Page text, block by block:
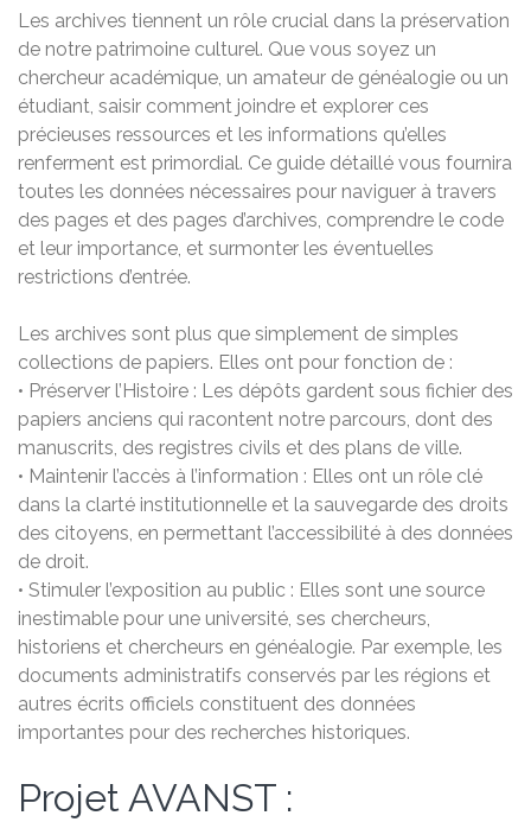
Les archives tiennent un rôle crucial dans la préservation
de notre patrimoine culturel. Que vous soyez un
chercheur académique, un amateur de généalogie ou un
étudiant, saisir comment joindre et explorer ces
précieuses ressources et les informations qu’elles
renferment est primordial. Ce guide détaillé vous fournira
toutes les données nécessaires pour naviguer à travers
des pages et des pages d’archives, comprendre le code
et leur importance, et surmonter les éventuelles
restrictions d’entrée.
Les archives sont plus que simplement de simples
collections de papiers. Elles ont pour fonction de :
• Préserver l’Histoire : Les dépôts gardent sous fichier des
papiers anciens qui racontent notre parcours, dont des
manuscrits, des registres civils et des plans de ville.
• Maintenir l’accès à l’information : Elles ont un rôle clé
dans la clarté institutionnelle et la sauvegarde des droits
des citoyens, en permettant l’accessibilité à des données
de droit.
• Stimuler l’exposition au public : Elles sont une source
inestimable pour une université, ses chercheurs,
historiens et chercheurs en généalogie. Par exemple, les
documents administratifs conservés par les régions et
autres écrits officiels constituent des données
importantes pour des recherches historiques.
Projet AVANST :